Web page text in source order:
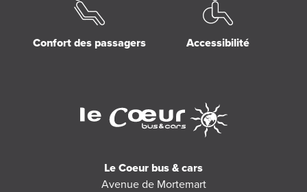
Confort des passagers Accessibilité
Le Coeur bus & cars
Avenue de Mortemart